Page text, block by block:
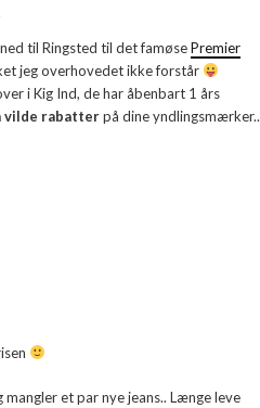
til Ringsted til det famøsePremier
jeg overhovedet ikke forstår
i Kig Ind, de har åbenbart 1 års
vilde rabatterpå dine yndlingsmærker..
et par nye jeans.. Længe leve